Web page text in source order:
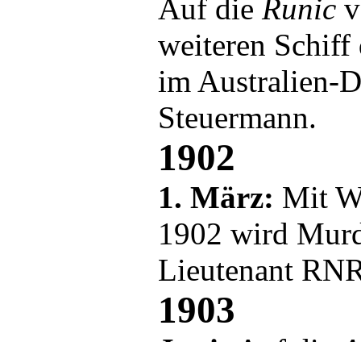
Auf die Runic
weiteren Schiff
im Australien-
Steuermann.
1902
1. März: Mit
1902 wird
Lieutenant
1903